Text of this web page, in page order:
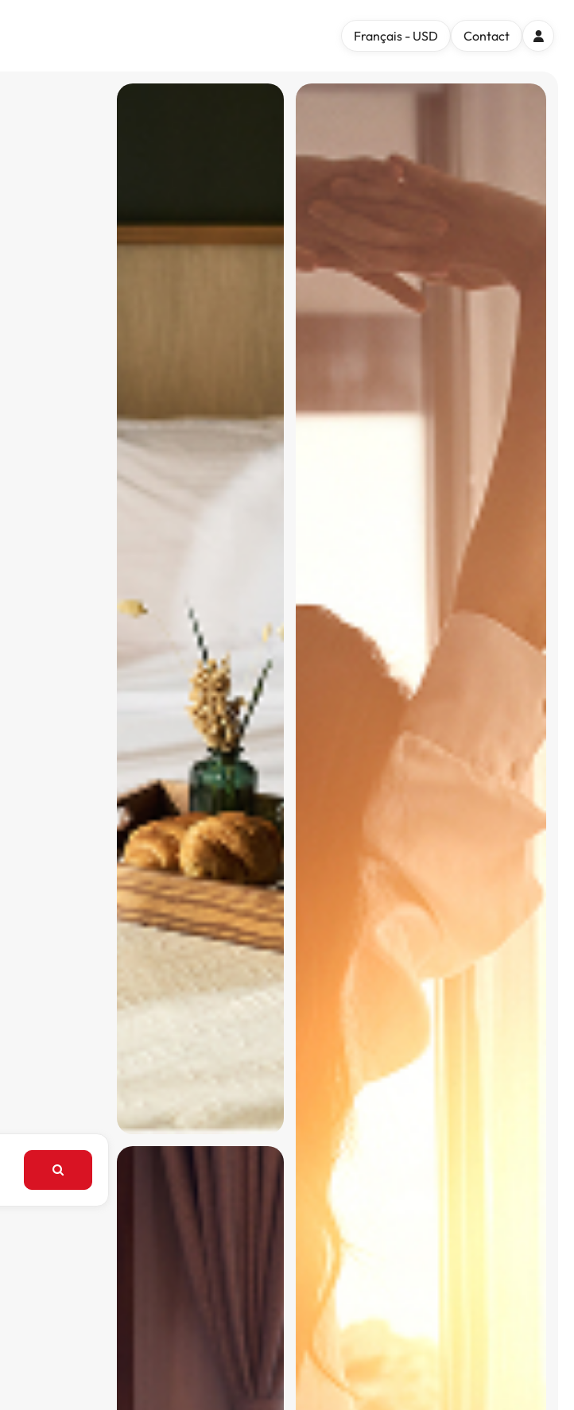
Français - USD Contact